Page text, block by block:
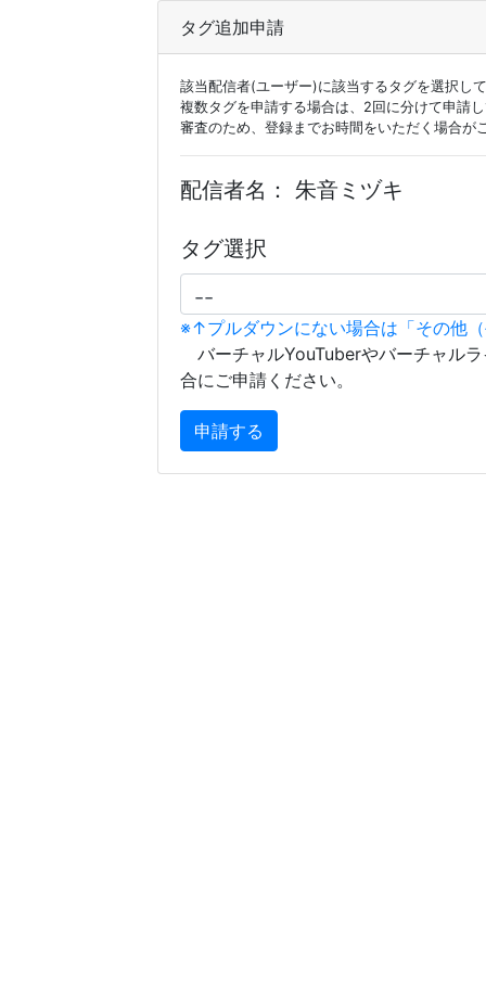
タグ追加申請
該当配信者(ユーザー)に該当するタグを選択し
複数タグを申請する場合は、2回に分けて申請
審査のため、登録までお時間をいただく場合が
配信者名： 朱音ミヅキ
タグ選択
※↑プルダウンにない場合は「その他
バーチャルYouTuberやバーチャル
合にご申請ください。
申請する